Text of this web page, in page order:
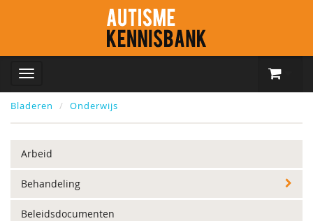
Bladeren Onderwijs
Arbeid
Behandeling
Beleidsdocumenten